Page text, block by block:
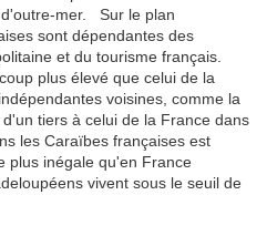
mer. Sur le plan
sont dépendantes des
et du tourisme français.
plus élevé que celui de la
voisines, comme la
tiers à celui de la France dans
les Caraïbes françaises est
plus inégale qu'en France
vivent sous le seuil de